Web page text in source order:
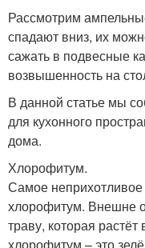
Рассмотрим
спадают вниз, их
сажать в подвесные
возвышенность на
В данной статье мы
для кухонного
дома.
Хлорофитум.
Самое неприхотливое
хлорофитум. Внешне
траву, которая
хлорофитум – это